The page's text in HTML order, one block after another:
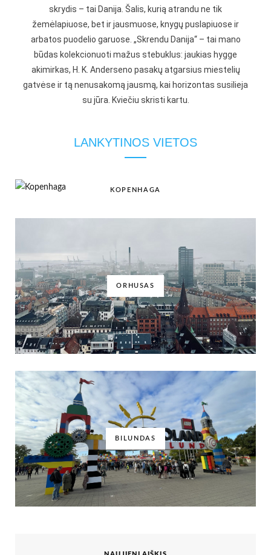
skrydis – tai Danija. Šalis, kurią atrandu ne tik
žemėlapiuose, bet ir jausmuose, knygų puslapiuose ir
arbatos puodelio garuose. „Skrendu Danija“ – tai mano
būdas kolekcionuoti mažus stebuklus: jaukias hygge
akimirkas, H. K. Anderseno pasakų atgarsius miestelių
gatvėse ir tą nenusakomą jausmą, kai horizontas susilieja
su jūra. Kviečiu skristi kartu.
LANKYTINOS VIETOS
KOPENHAGA
ORHUSAS
BILUNDAS